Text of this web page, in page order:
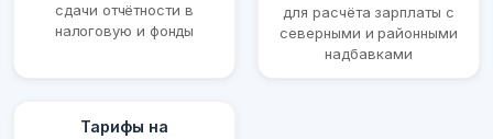
сдачи отчётности в
налоговую и фонды
для расчёта зарплаты с
северными и районными
надбавками
Тарифы на